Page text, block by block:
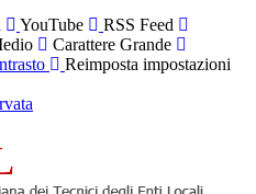
YouTube
RSS Feed
Carattere Grande
Reimposta impostazioni